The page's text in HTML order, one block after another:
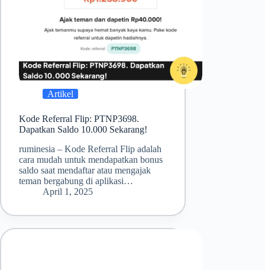
Artikel
Kode Referral Flip: PTNP3698.
Dapatkan Saldo 10.000 Sekarang!
ruminesia – Kode Referral Flip adalah
cara mudah untuk mendapatkan bonus
saldo saat mendaftar atau mengajak
teman bergabung di aplikasi…
April 1, 2025